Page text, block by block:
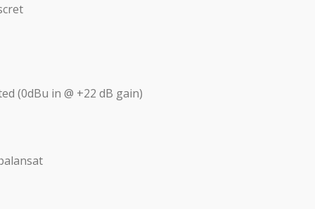
(0dBu in @ +22 dB gain)